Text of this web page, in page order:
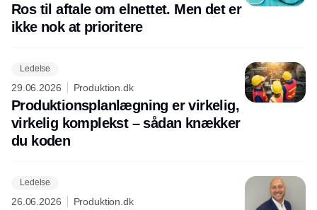
Ros til aftale om elnettet. Men det er
ikke nok at prioritere
Ledelse
29.06.2026 Produktion.dk
Produktionsplanlægning er virkelig,
virkelig komplekst – sådan knækker
du koden
Ledelse
26.06.2026 Produktion.dk